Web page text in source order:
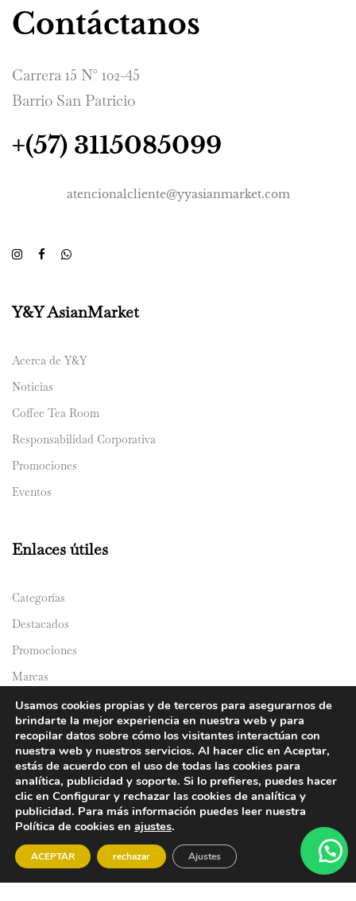
Contáctanos
Carrera 15 N° 102-45
Barrio San Patricio
+(57) 3115085099
atencionalcliente@yyasianmarket.com
Y&Y AsianMarket
Acerca de Y&Y
Noticias
Coffee Tea Room
Responsabilidad Corporativa
Promociones
Eventos
Enlaces útiles
Categorías
Destacados
Promociones
Marcas
Catálogos
Domicilios
© 2024 Y&Y Asian Market. All rights reserved.
Usamos cookies propias y de terceros para asegurarnos de
brindarte la mejor experiencia en nuestra web y para
recopilar datos sobre cómo los visitantes interactúan con
nuestra web y nuestros servicios. Al hacer clic en Aceptar,
estás de acuerdo con el uso de todas las cookies para
analítica, publicidad y soporte. Si lo prefieres, puedes hacer
clic en Configurar y rechazar las cookies de analítica y
publicidad. Para más información puedes leer nuestra
Política de cookies en ajustes.
ACEPTAR rechazar Ajustes